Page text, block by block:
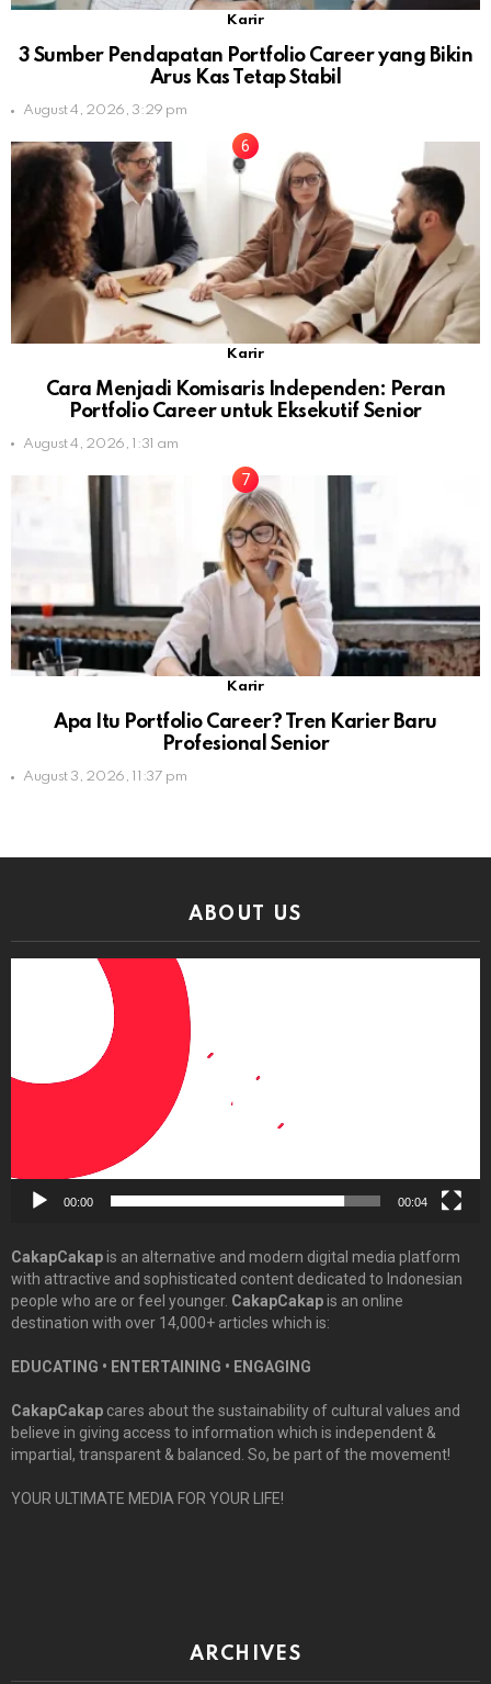
Karir
3 Sumber Pendapatan Portfolio Career yang Bikin
Arus Kas Tetap Stabil
August 4, 2026, 3:29 pm
Karir
Cara Menjadi Komisaris Independen: Peran
Portfolio Career untuk Eksekutif Senior
August 4, 2026, 1:31 am
Karir
Apa Itu Portfolio Career? Tren Karier Baru
Profesional Senior
August 3, 2026, 11:37 pm
ABOUT US
00:00 00:04
CakapCakapis an alternative and modern digital media platform
with attractive and sophisticated content dedicated to Indonesian
people who are or feel younger. CakapCakapis an online
destination with over 14,000+ articles which is:
EDUCATING • ENTERTAINING • ENGAGING
CakapCakap cares about the sustainability of cultural values and
believe in giving access to information which is independent &
impartial, transparent & balanced. So, be part of the movement!
YOUR ULTIMATE MEDIA FOR YOUR LIFE!
ARCHIVES